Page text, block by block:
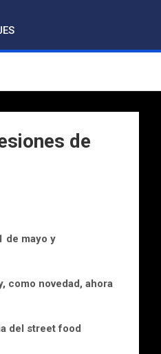
de
de mayo y
como novedad, ahora
del street food